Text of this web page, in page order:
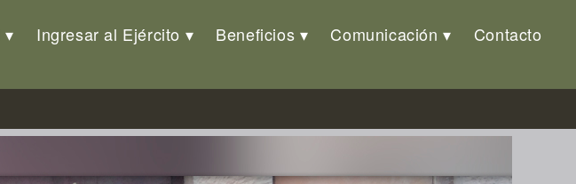
Ingresar al Ejército Beneficios Comunicación Contacto